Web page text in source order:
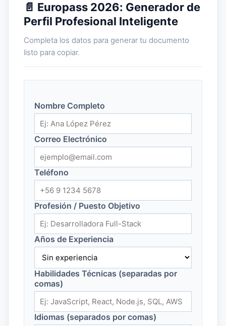
📄 Europass 2026: Generador de
Perfil Profesional Inteligente
Completa los datos para generar tu documento
listo para copiar.
Nombre Completo
Correo Electrónico
Teléfono
Profesión / Puesto Objetivo
Años de Experiencia
Habilidades Técnicas (separadas por
comas)
Idiomas (separados por comas)